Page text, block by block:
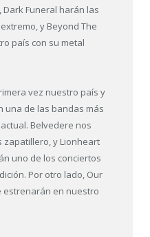
Funeral harán las
y Beyond The
país con su metal
vez nuestro país y
una de las bandas más
Belvedere nos
zapatillero, y Lionheart
uno de los conciertos
Por otro lado, Our
estrenarán en nuestro